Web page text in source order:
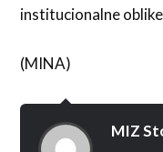
institucionalne
(MINA)
MIZ